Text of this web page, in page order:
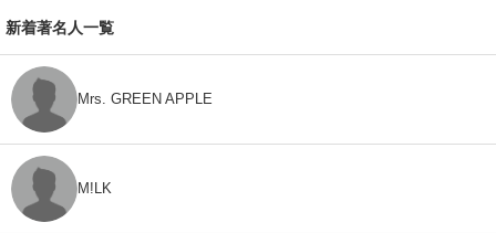
新着著名人一覧
Mrs. GREEN APPLE
M!LK